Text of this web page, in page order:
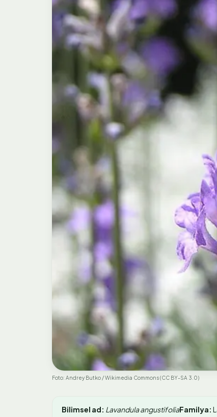
Foto: Andrey Butko / Wikimedia Commons (CC BY-SA 3.0)
Bilimsel ad: Lavandula angustifoliaFamilya: